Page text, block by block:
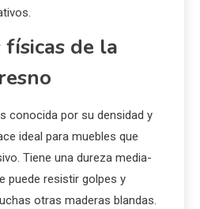
de la
conocida por su densidad y
ideal para muebles que
Tiene una dureza media-
puede resistir golpes y
otras maderas blandas.